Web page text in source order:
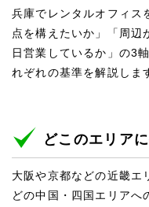
兵庫でレンタルオフィス
点を構えたいか」「周
日営業しているか」の3
れぞれの基準を解説しま
どこのエリア
大阪や京都などの近畿エ
どの中国・四国エリアへ